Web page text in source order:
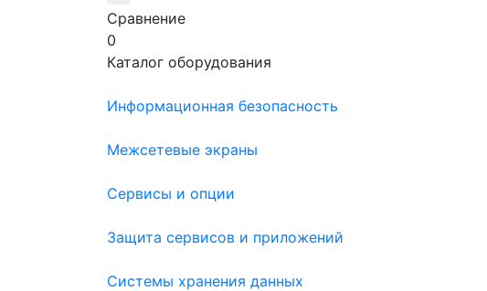
Сравнение
0
Каталог оборудования
Информационная безопасность
Межсетевые экраны
Сервисы и опции
Защита сервисов и приложений
Системы хранения данных